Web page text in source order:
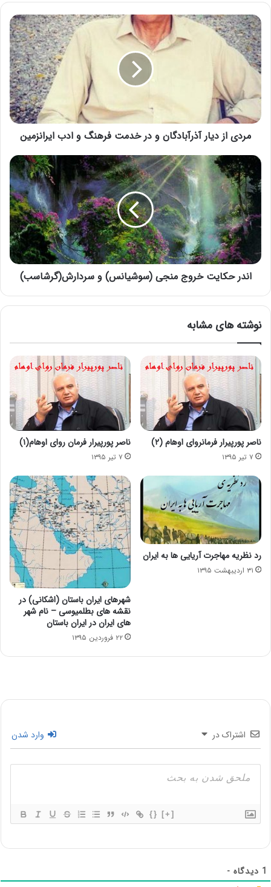
مردی از دیار آذرآبادگان و در خدمت فرهنگ و ادب ایرانزمین
اندر حکایت خروج منجی (سوشیانس) و سردارش(گرشاسب)
نوشته های مشابه
ناصر پورپیرار فرمانروای اوهام (۲)
۷ تیر ۱۳۹۵
ناصر پورپیرار فرمان روای اوهام(۱)
۷ تیر ۱۳۹۵
رد نظریه مهاجرت آریایی ها به ایران
۳۱ اردیبهشت ۱۳۹۵
شهرهای ایران باستان (اشکانی) در
نقشه های بطلمیوسی – نام شهر
های ایران در ایران باستان
۲۲ فروردین ۱۳۹۵
اشتراک در وارد شدن
{} [+]
1 دیدگاه -